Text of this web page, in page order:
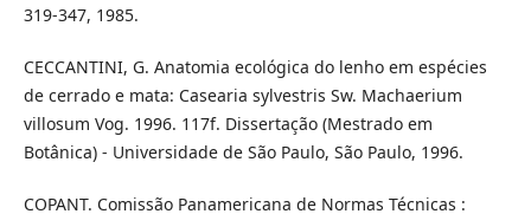
319-347, 1985.
CECCANTINI, G. Anatomia ecológica do lenho em espécies
de cerrado e mata: Casearia sylvestris Sw. Machaerium
villosum Vog. 1996. 117f. Dissertação (Mestrado em
Botânica) - Universidade de São Paulo, São Paulo, 1996.
COPANT. Comissão Panamericana de Normas Técnicas :